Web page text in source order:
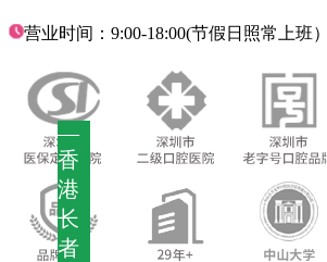
—
香
港
长
者
营业时间：9:00-18:00(节假日照常上班）